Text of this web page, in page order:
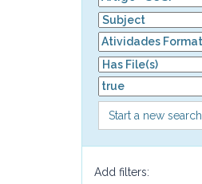
Start a new search
Add filters: